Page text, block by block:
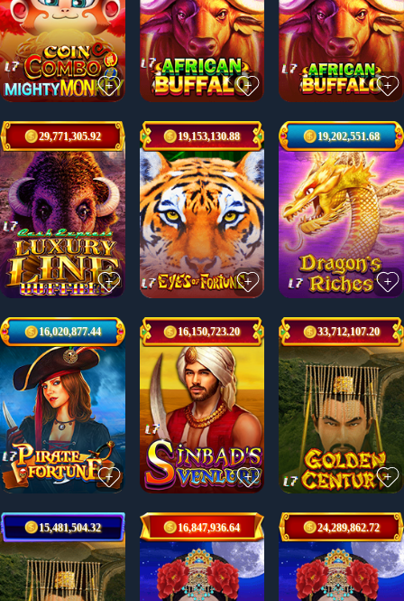
29,771,305.92 19,153,130.88 19,202,551.68
16,020,877.44 16,150,723.20 33,712,107.20
15,481,504.32 16,847,936.64 24,289,862.72